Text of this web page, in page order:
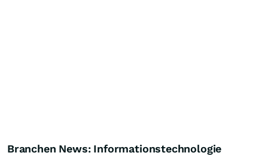
Branchen News: Informationstechnologie